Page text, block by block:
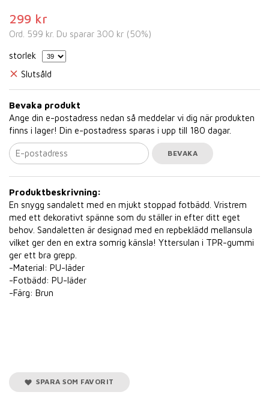
299 kr
Ord. 599 kr. Du sparar 300 kr (50%)
storlek
Slutsåld
Bevaka produkt
Ange din e-postadress nedan så meddelar vi dig när produkten
finns i lager! Din e-postadress sparas i upp till 180 dagar.
BEVAKA
Produktbeskrivning:
En snygg sandalett med en mjukt stoppad fotbädd. Vristrem
med ett dekorativt spänne som du ställer in efter ditt eget
behov. Sandaletten är designad med en repbeklädd mellansula
vilket ger den en extra somrig känsla! Yttersulan i TPR-gummi
ger ett bra grepp.
-Material: PU-läder
-Fotbädd: PU-läder
-Färg: Brun
SPARA SOM FAVORIT